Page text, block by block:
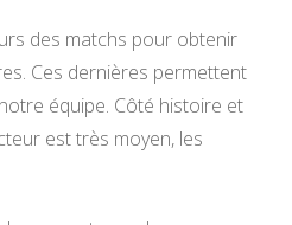
des matchs pour obtenir
Ces dernières permettent
équipe. Côté histoire et
est très moyen, les